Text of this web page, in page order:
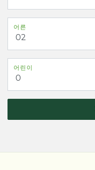
어른
어린이